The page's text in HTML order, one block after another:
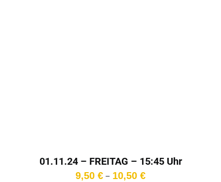
01.11.24 – FREITAG – 15:45 Uhr
9,50 € – 10,50 €Preisspanne: